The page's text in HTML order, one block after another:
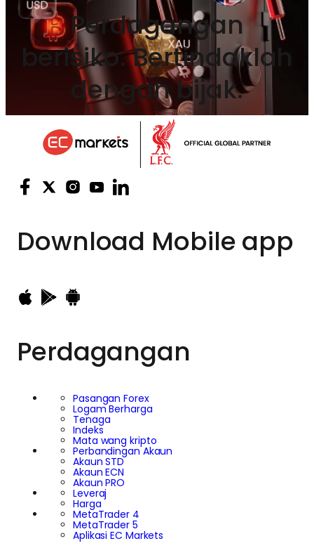
Perdagangan
berisiko. Bertindaklah
dengan bijak.
Download Mobile app
Perdagangan
Pasangan Forex
Logam Berharga
Tenaga
Indeks
Mata wang kripto
Perbandingan Akaun
Akaun STD
Akaun ECN
Akaun PRO
Leveraj
Harga
MetaTrader 4
MetaTrader 5
Aplikasi EC Markets